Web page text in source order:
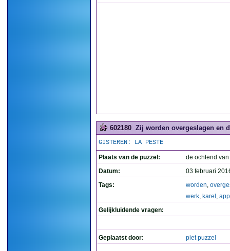
602180 Zij worden overgeslagen en
GISTEREN: LA PESTE
Plaats van de puzzel:
de ochtend van
Datum:
03 februari
Tags:
worden,
werk, karel ,
Gelijkluidende vragen:
Geplaatst door: piet puzzel